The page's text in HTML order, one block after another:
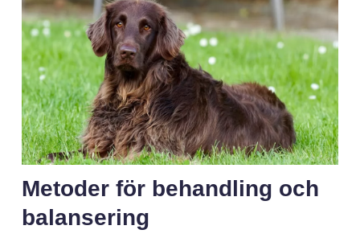
Metoder för behandling och
balansering